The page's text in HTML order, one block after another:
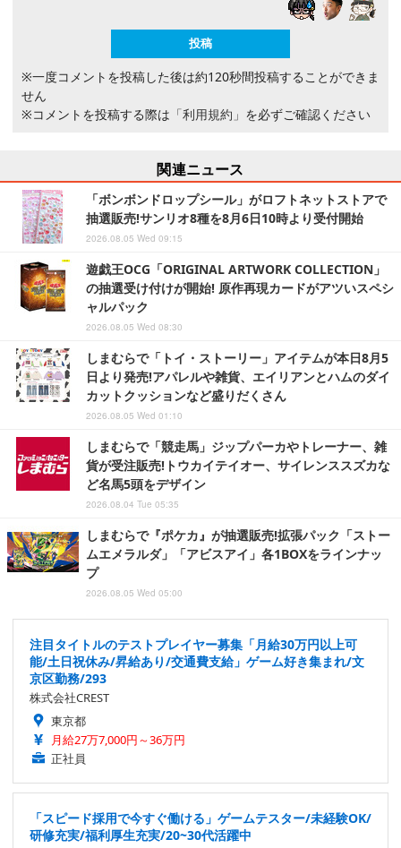
※一度コメントを投稿した後は約120秒間投稿することができま
せん
※コメントを投稿する際は 「利用規約」 を必ずご確認ください
関連ニュース
「ボンボンドロップシール」がロフトネットストアで
抽選販売!サンリオ8種を8月6日10時より受付開始
2026.08.05 Wed 09:15
遊戯王OCG「ORIGINAL ARTWORK COLLECTION」
の抽選受け付けが開始! 原作再現カードがアツいスペシ
ャルパック
2026.08.05 Wed 08:30
しまむらで「トイ・ストーリー」アイテムが本日8月5
日より発売!アパレルや雑貨、エイリアンとハムのダイ
カットクッションなど盛りだくさん
2026.08.05 Wed 01:10
しまむらで「競走馬」ジップパーカやトレーナー、雑
貨が受注販売!トウカイテイオー、サイレンススズカな
ど名馬5頭をデザイン
2026.08.04 Tue 05:35
しまむらで『ポケカ』が抽選販売!拡張パック「ストー
ムエメラルダ」「アビスアイ」各1BOXをラインナッ
プ
2026.08.05 Wed 05:00
注目タイトルのテストプレイヤー募集「月給30万円以上可
能/土日祝休み/昇給あり/交通費支給」ゲーム好き集まれ/文
京区勤務/293
株式会社CREST
東京都
月給27万7,000円～36万円
正社員
「スピード採用で今すぐ働ける」ゲームテスター/未経験OK/
研修充実/福利厚生充実/20~30代活躍中